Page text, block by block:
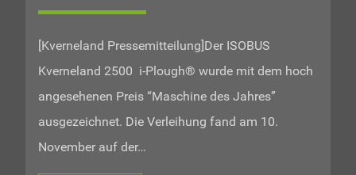
[Kverneland Pressemitteilung]Der ISOBUS
Kverneland 2500 i-Plough® wurde mit dem hoch
angesehenen Preis “Maschine des Jahres”
ausgezeichnet. Die Verleihung fand am 10.
November auf der…